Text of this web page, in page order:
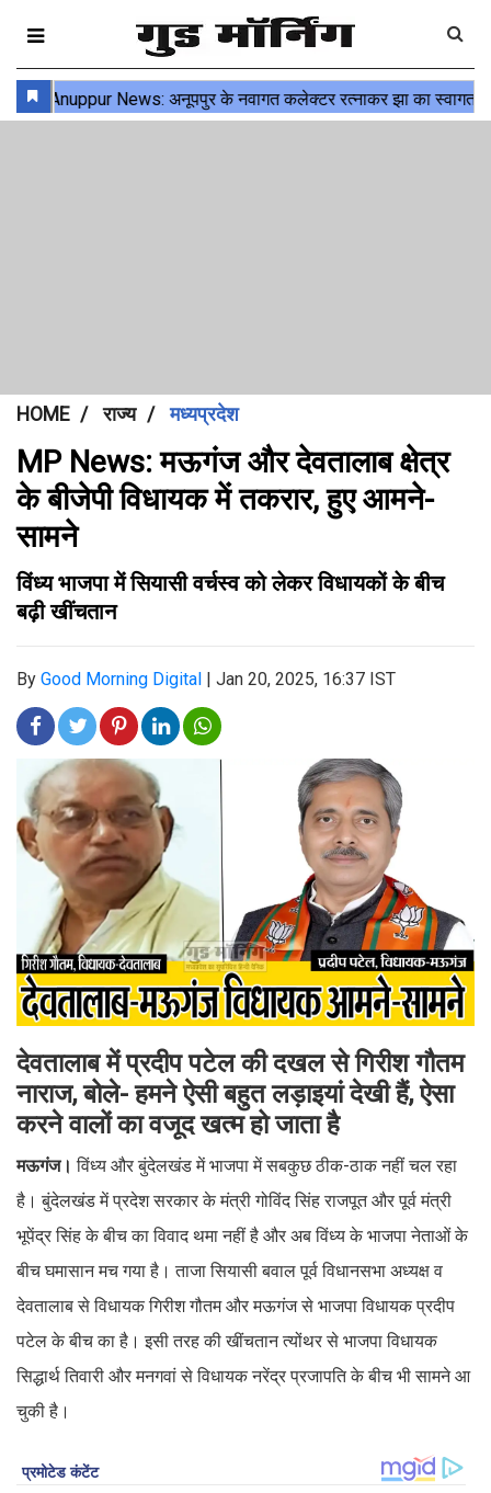
HOME राज्य मध्यप्रदेश
MP News: मऊगंज और देवतालाब क्षेत्र
के बीजेपी विधायक में तकरार, हुए आमने-
सामने
विंध्य भाजपा में सियासी वर्चस्व को लेकर विधायकों के बीच
बढ़ी खींचतान
By Good Morning Digital | Jan 20, 2025, 16:37 IST
देवतालाब में प्रदीप पटेल की दखल से गिरीश गौतम
नाराज, बोले- हमने ऐसी बहुत लड़ाइयां देखी हैं, ऐसा
करने वालों का वजूद खत्म हो जाता है
मऊगंज। विंध्य और बुंदेलखंड में भाजपा में सबकुछ ठीक-ठाक नहीं चल रहा
है। बुंदेलखंड में प्रदेश सरकार के मंत्री गोविंद सिंह राजपूत और पूर्व मंत्री
भूपेंद्र सिंह के बीच का विवाद थमा नहीं है और अब विंध्य के भाजपा नेताओं के
बीच घमासान मच गया है। ताजा सियासी बवाल पूर्व विधानसभा अध्यक्ष व
देवतालाब से विधायक गिरीश गौतम और मऊगंज से भाजपा विधायक प्रदीप
पटेल के बीच का है। इसी तरह की खींचतान त्योंथर से भाजपा विधायक
सिद्धार्थ तिवारी और मनगवां से विधायक नरेंद्र प्रजापति के बीच भी सामने आ
चुकी है।